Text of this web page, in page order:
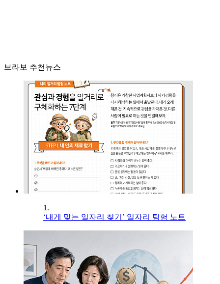
브라보 추천뉴스
1.
‘내게 맞는 일자리 찾기’ 일자리 탐험 노트